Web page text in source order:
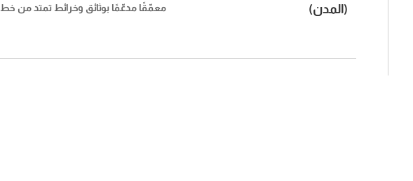
(المدن)
معمّقًا مدعّمًا بوثائق وخرائط تمتد من خط